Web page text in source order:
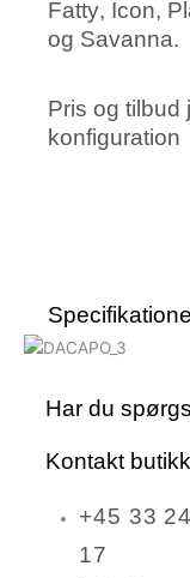
Fatty, Icon,
og Savanna.
Pris og tilbud
konfiguration
Har du
Kontakt
+45 33
17